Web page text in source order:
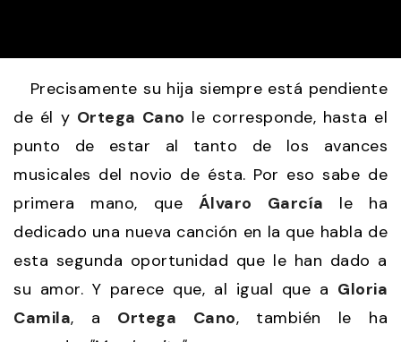
Precisamente su hija siempre está pendiente
de él y Ortega Cano le corresponde, hasta el
punto de estar al tanto de los avances
musicales del novio de ésta. Por eso sabe de
primera mano, que Álvaro García le ha
dedicado una nueva canción en la que habla de
esta segunda oportunidad que le han dado a
su amor. Y parece que, al igual que a Gloria
Camila, a Ortega Cano, también le ha